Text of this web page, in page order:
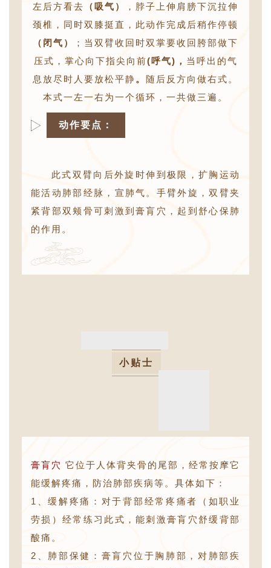
左后方看去 （吸气）
，脖子上伸肩膀下沉拉伸
颈椎，同时双膝挺直，此动作完成后稍作停顿
（闭气）
；当双臂收回时双掌要收回胯部做下
压式，掌心向下指尖向前(呼气)， 当呼出的气
息放尽时人要放松平静。 随后反方向做右式。
本式一左一右为一个循环，一共做三遍。
动作要点：
此式双臂向后外旋时伸到极限，扩胸运动
能活动肺部经脉，宣肺气。手臂外旋，双臂夹
紧背部双颊骨可刺激到膏肓穴，起到舒心保肺
的作用。
小贴士
膏肓穴 它位于人体背夹骨的尾部，经常按摩它
能缓解疼痛，防治肺部疾病等。具体如下：
1、缓解疼痛：对于背部经常疼痛者（如职业
劳损）经常练习此式，能刺激膏肓穴舒缓背部
酸痛。
2、肺部保健：膏肓穴位于胸肺部，对肺部疾